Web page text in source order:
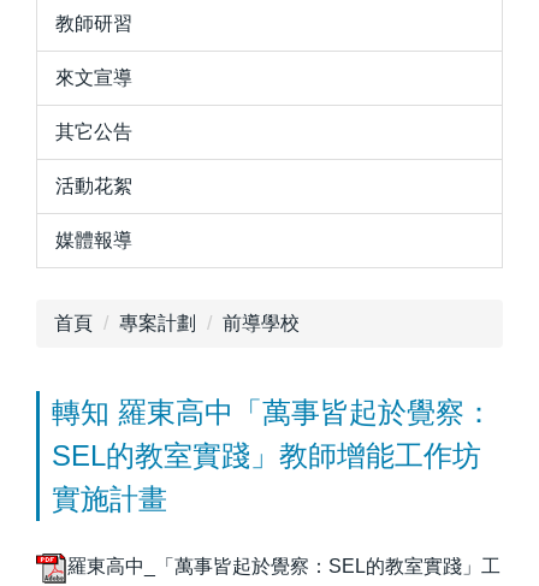
教師研習
來文宣導
其它公告
活動花絮
媒體報導
首頁 專案計劃 前導學校
轉知 羅東高中「萬事皆起於覺察：
SEL的教室實踐」教師增能工作坊
實施計畫
羅東高中_「萬事皆起於覺察：SEL的教室實踐」工